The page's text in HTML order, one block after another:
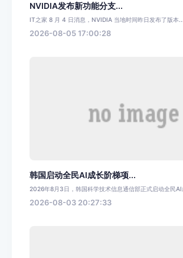
NVIDIA发布新功能分支...
IT之家 8 月 4 日消息，NVIDIA 当地时间昨日发布了版本...
2026-08-05 17:00:28
韩国启动全民AI成长阶梯项...
2026年8月3日，韩国科学技术信息通信部正式启动全民AI
2026-08-03 20:27:33